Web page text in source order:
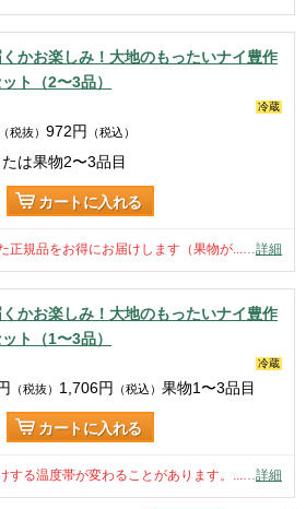
かお楽しみ！大地のもったいナイ豊作
ト（2〜3品）
冷蔵
（税抜） 972円 （税込）
は果物2〜3品目
カートに入れる
正規品をお得にお届けします（果物が...…詳細
かお楽しみ！大地のもったいナイ豊作
ト（1〜3品）
冷蔵
（税抜） 1,706円 （税込） 果物1〜3品目
カートに入れる
する温度帯が変わることがあります。...…詳細